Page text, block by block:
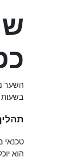
בשעות
טכנאי
הוא